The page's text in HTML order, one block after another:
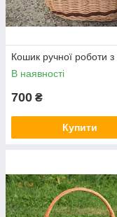
Кошик ручної роботи з
В наявності
700 ₴
Купити